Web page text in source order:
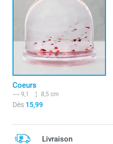
Coeurs
9,1 8,5 cm
Dès 15,99
Livraison